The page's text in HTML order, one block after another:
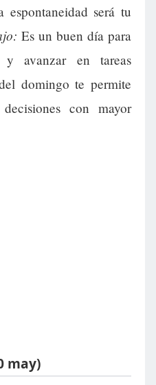
será tu
Es un buen día para
y avanzar en tareas
domingo te permite
con mayor
may)